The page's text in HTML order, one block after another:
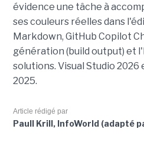
évidence une tâche à
ses couleurs réelles dans
Markdown, GitHub Copilot
génération (build output) et
solutions. Visual Studio
2025.
Article rédigé par
Paull Krill, InfoWorld (adapté